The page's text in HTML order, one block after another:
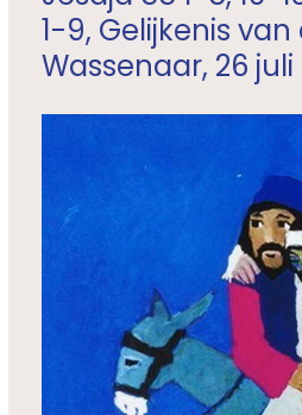
1-9, Gelijkenis van
Wassenaar, 26 juli